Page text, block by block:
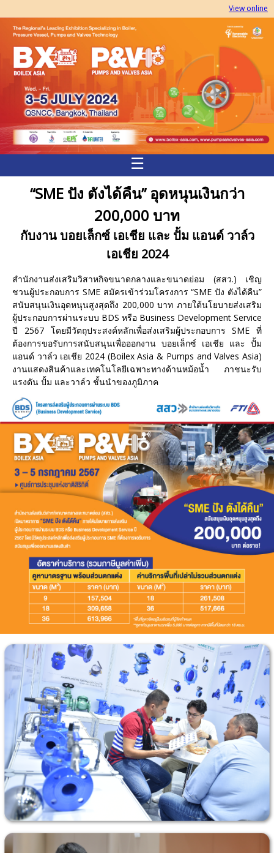
View online
☰
“SME ปัง ตังได้คืน” อุดหนุนเงินกว่า
200,000 บาท
กับงาน บอยเล็กซ์ เอเชีย และ ปั้ม แอนด์ วาล์ว
เอเชีย 2024
สำนักงานส่งเสริมวิสาหกิจขนาดกลางและขนาดย่อม (สสว.) เชิญ
ชวนผู้ประกอบการ SME สมัครเข้าร่วมโครงการ “SME ปัง ตังได้คืน”
สนับสนุนเงินอุดหนุนสูงสุดถึง 200,000 บาท ภายใต้นโยบายส่งเสริม
ผู้ประกอบการผ่านระบบ BDS หรือ Business Development Service
ปี 2567 โดยมีวัตถุประสงค์หลักเพื่อส่งเสริมผู้ประกอบการ SME ที่
ต้องการขอรับการสนับสนุนเพื่อออกงาน บอยเล็กซ์ เอเชีย และ ปั้ม
แอนด์ วาล์ว เอเชีย 2024 (Boilex Asia & Pumps and Valves Asia)
งานแสดงสินค้าและเทคโนโลยีเฉพาะทางด้านหม้อน้ำ ภาชนะรับ
แรงดัน ปั้ม และวาล์ว ชั้นนำของภูมิภาค